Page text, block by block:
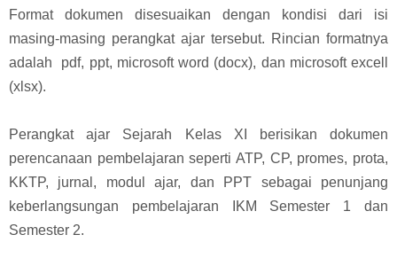
Format dokumen disesuaikan dengan kondisi dari isi
masing-masing perangkat ajar tersebut. Rincian formatnya
adalah pdf, ppt, microsoft word (docx), dan microsoft excell
(xlsx).
Perangkat ajar Sejarah Kelas XI berisikan dokumen
perencanaan pembelajaran seperti ATP, CP, promes, prota,
KKTP, jurnal, modul ajar, dan PPT sebagai penunjang
keberlangsungan pembelajaran IKM Semester 1 dan
Semester 2.